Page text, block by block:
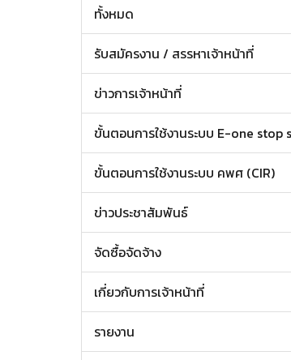
ทั้งหมด
รับสมัครงาน / สรรหาเจ้าหน้าที่
ข่าวการเจ้าหน้าที่
ขั้นตอนการใช้งานระบบ E-one stop
ขั้นตอนการใช้งานระบบ คพศ (CIR)
ข่าวประชาสัมพันธ์
จัดซื้อจัดจ้าง
เกี่ยวกับการเจ้าหน้าที่
รายงาน